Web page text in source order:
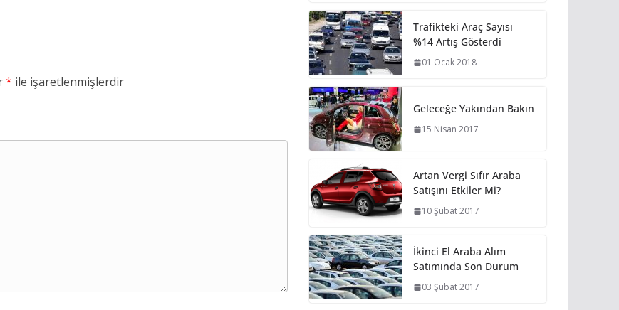
* ile işaretlenmişlerdir
Trafikteki Araç Sayısı
%14 Artış Gösterdi
01 Ocak 2018
Geleceğe Yakından Bakın
15 Nisan 2017
Artan Vergi Sıfır Araba
Satışını Etkiler Mi?
10 Şubat 2017
İkinci El Araba Alım
Satımında Son Durum
03 Şubat 2017